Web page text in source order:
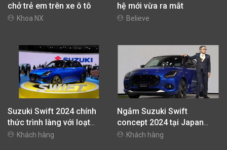
chở trẻ em trên xe ô tô
Khoa NX
hệ mới vừa ra mắt
Believe
Suzuki Swift 2024 chính
thức trình làng với loạt
trang bị mới
Khách hàng
Ngắm Suzuki Swift
concept 2024 tại Japan
Mobility Show
Khách hàng